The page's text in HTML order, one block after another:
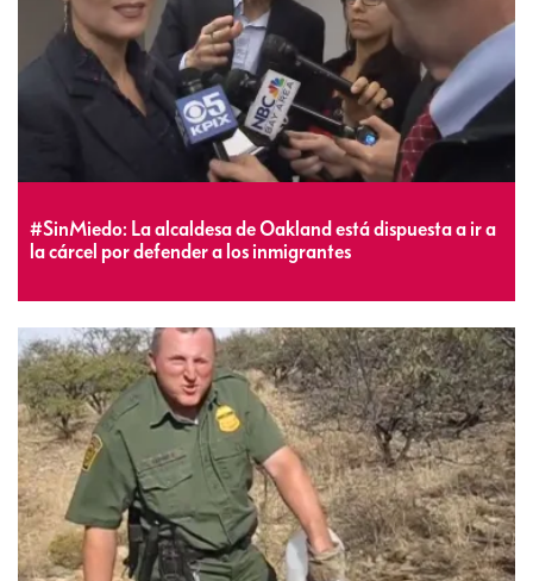
#SinMiedo: La alcaldesa de Oakland está dispuesta a ir a
la cárcel por defender a los inmigrantes